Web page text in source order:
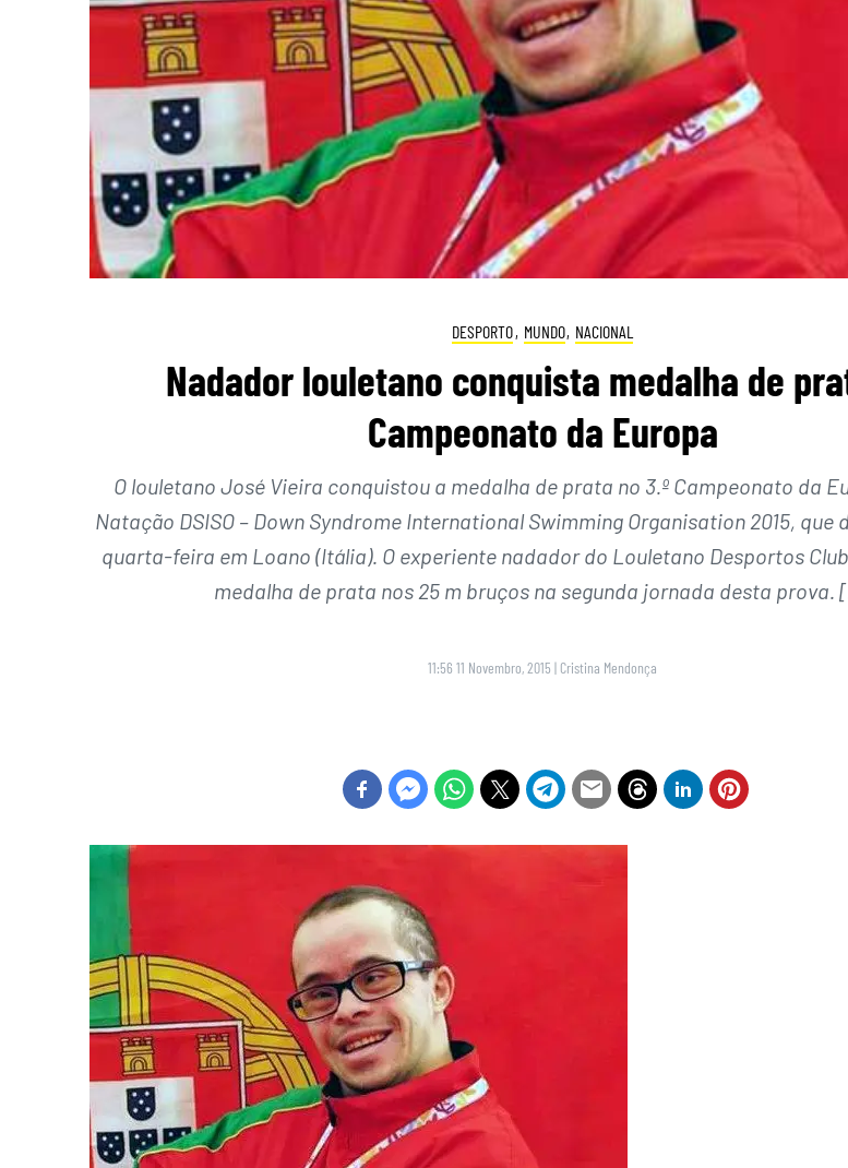
DESPORTO, MUNDO, NACIONAL
Nadador louletano conquista medalha de
Campeonato da Europa
O louletano José Vieira conquistou a medalha de prata no 3.º Campeonato da
Natação DSISO – Down Syndrome International Swimming Organisation 2015, que
quarta-feira em Loano (Itália). O experiente nadador do Louletano Desportos
medalha de prata nos 25 m bruços na segunda jornada desta prova.
11:56 11 Novembro, 2015 | Cristina Mendonça